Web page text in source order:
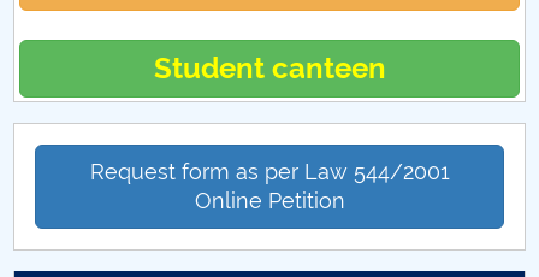
Student canteen
Request form as per Law 544/2001
Online Petition